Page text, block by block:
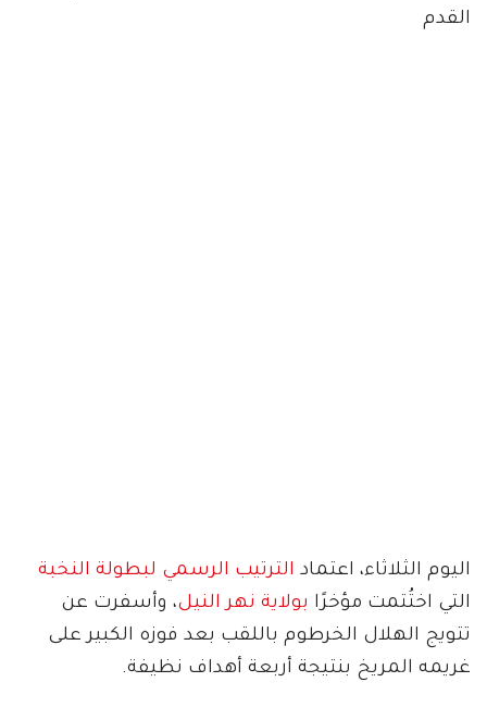
القدم
اليوم الثلاثاء، اعتماد الترتيب الرسمي لبطولة النخبة
التي اختُتمت مؤخرًا بولاية نهر النيل، وأسفرت عن
تتويج الهلال الخرطوم باللقب بعد فوزه الكبير على
غريمه المريخ بنتيجة أربعة أهداف نظيفة.